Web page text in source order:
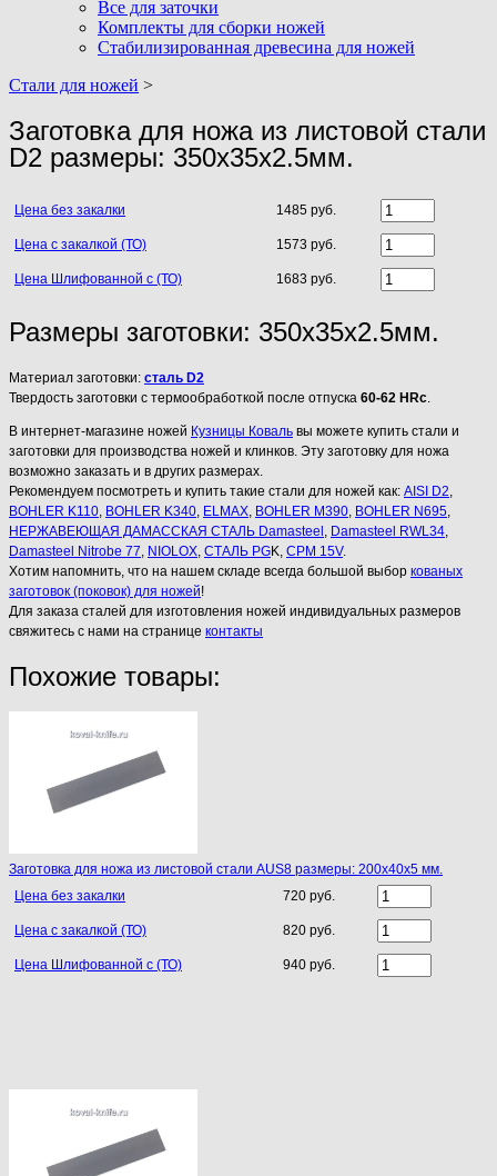
Все для заточки
Комплекты для сборки ножей
Стабилизированная древесина для ножей
Стали для ножей >
Заготовка для ножа из листовой стали
D2 размеры: 350х35х2.5мм.
Цена без закалки 1485 руб.
Цена с закалкой (ТО) 1573 руб.
Цена Шлифованной с (ТО) 1683 руб.
Размеры заготовки: 350х35х2.5мм.
Материал заготовки: сталь D2
Твердость заготовки с термообработкой после отпуска 60-62 HRc
В интернет-магазине ножей Кузницы Коваль вы можете купить стали и
заготовки для производства ножей и клинков. Эту заготовку для ножа
возможно заказать и в других размерах.
Рекомендуем посмотреть и купить такие стали для ножей как: AISI D2
BOHLER K110 BOHLER K340 ELMAX BOHLER M390 BOHLER N695
НЕРЖАВЕЮЩАЯ ДАМАССКАЯ СТАЛЬ Damasteel Damasteel RWL34
Damasteel Nitrobe 77 NIOLOX СТАЛЬ PGK, CPM 15V.
Хотим напомнить, что на нашем складе всегда большой выбор кованых
заготовок (поковок) для ножей!
Для заказа сталей для изготовления ножей индивидуальных размеров
свяжитесь с нами на странице контакты
Похожие товары:
Заготовка для ножа из листовой стали AUS8 размеры: 200х40х5 мм.
Цена без закалки
720 руб.
Цена с закалкой (ТО) 820 руб.
Цена Шлифованной с (ТО) 940 руб.